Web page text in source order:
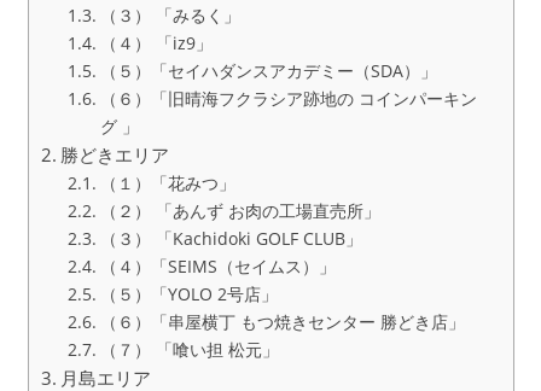
（３） 「みるく」
（４） 「iz9」
（５）「セイハダンスアカデミー（SDA）」
（６）「旧晴海フクラシア跡地の コインパーキン
グ 」
勝どきエリア
（１）「花みつ」
（２） 「あんず お肉の工場直売所」
（３） 「Kachidoki GOLF CLUB」
（４）「SEIMS（セイムス）」
（５）「YOLO 2号店」
（６）「串屋横丁 もつ焼きセンター 勝どき店」
（７） 「喰い担 松元」
月島エリア